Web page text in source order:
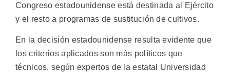
Congreso estadounidense está destinada al Ejército
y el resto a programas de sustitución de cultivos.
En la decisión estadounidense resulta evidente que
los criterios aplicados son más políticos que
técnicos, según expertos de la estatal Universidad